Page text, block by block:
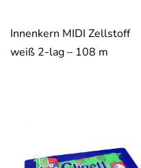
Innenkern MIDI Zellstoff
weiß 2-lag – 108 m